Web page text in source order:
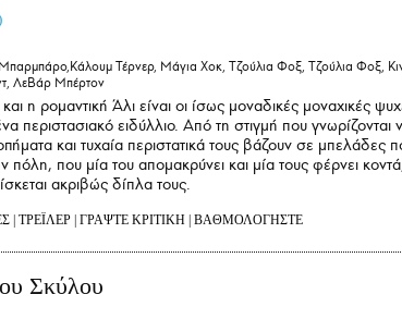
Τέρνερ, Μάγια Χοκ, Τζούλια Φοξ, Τζούλια Φοξ,
ΛεΒάρ Μπέρτον
η ρομαντική Άλι είναι οι ίσως μοναδικές μοναχικές
περιστασιακό ειδύλλιο. Από τη στιγμή που γνωρίζονται
και τυχαία περιστατικά τους βάζουν σε μπελάδες
πόλη, που μία του απομακρύνει και μία τους φέρνει
ακριβώς δίπλα τους.
ΤΡΕΪΛΕΡ ΓΡΑΨΤΕ ΚΡΙΤΙΚΗ ΒΑΘΜΟΛΟΓΗΣΤΕ
Σκύλου